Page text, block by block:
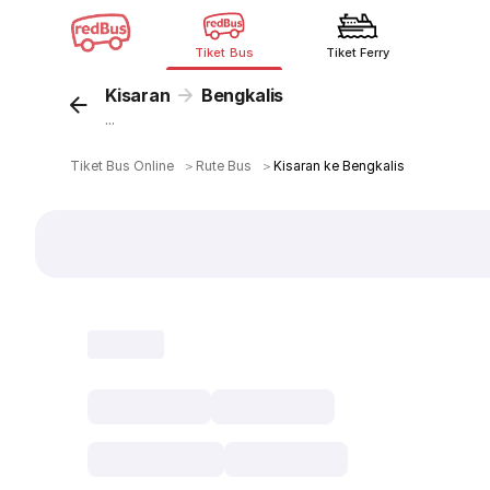
Tiket Bus Tiket Ferry
Kisaran Bengkalis
...
Tiket Bus Online ＞ Rute Bus ＞Kisaran ke Bengkalis